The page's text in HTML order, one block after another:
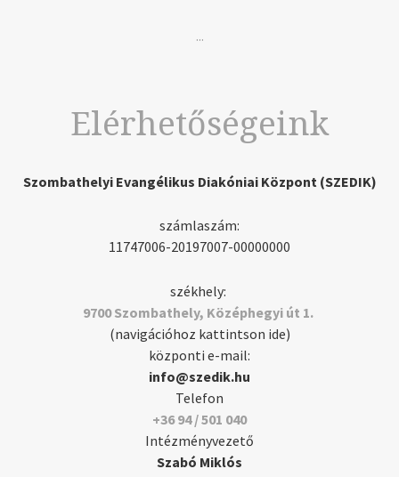
...
Elérhetőségeink
Szombathelyi Evangélikus Diakóniai Központ (SZEDIK)
számlaszám:
11747006-20197007-00000000
székhely:
9700 Szombathely, Középhegyi út 1.
(navigációhoz kattintson ide)
központi e-mail:
info@szedik.hu
Telefon
+36 94 / 501 040
Intézményvezető
Szabó Miklós